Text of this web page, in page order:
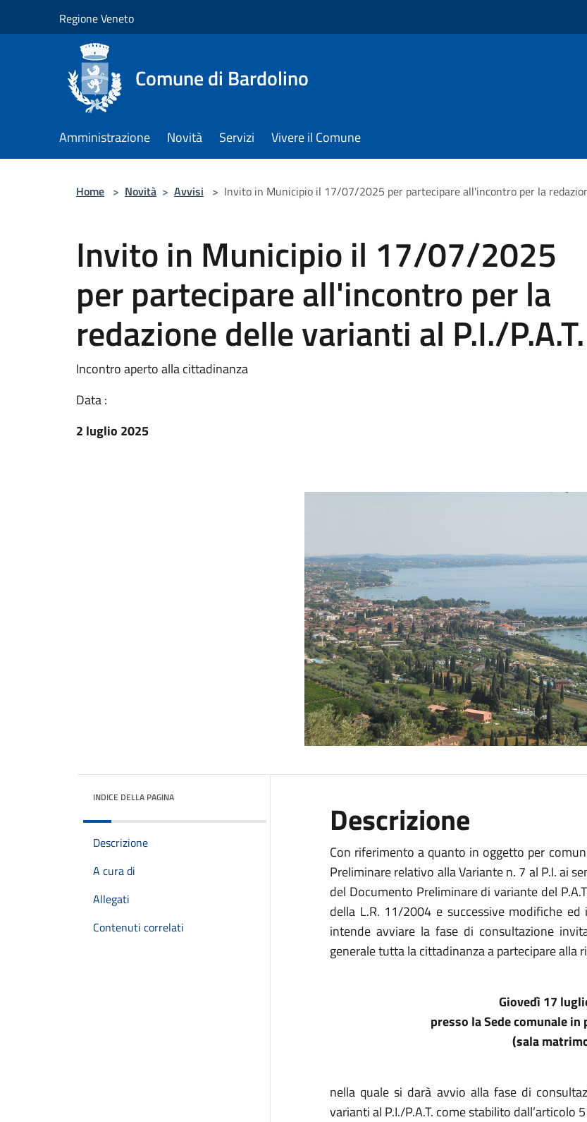
Regione Veneto
Comune di Bardolino
Amministrazione Novità Servizi Vivere il Comune
Home > Novità > Avvisi > Invito in Municipio il 17/07/2025 per partecipare all'incontro per la
Invito in Municipio il 17/07/2025
per partecipare all'incontro per la
redazione delle varianti al P.I./P.A.T.
Incontro aperto alla cittadinanza
Data :
2 luglio 2025
INDICE DELLA PAGINA
Descrizione
A cura di
Allegati
Contenuti correlati
Descrizione
Con riferimento a quanto in oggetto per
Preliminare relativo alla Variante n. 7 al P.I. ai
del Documento Preliminare di variante del
della L.R. 11/2004 e successive modifiche
intende avviare la fase di consultazione
generale tutta la cittadinanza a partecipare alla
Giovedì 17
presso la Sede comunale in
(sala
nella quale si darà avvio alla fase di
varianti al P.I./P.A.T. come stabilito dall’articolo